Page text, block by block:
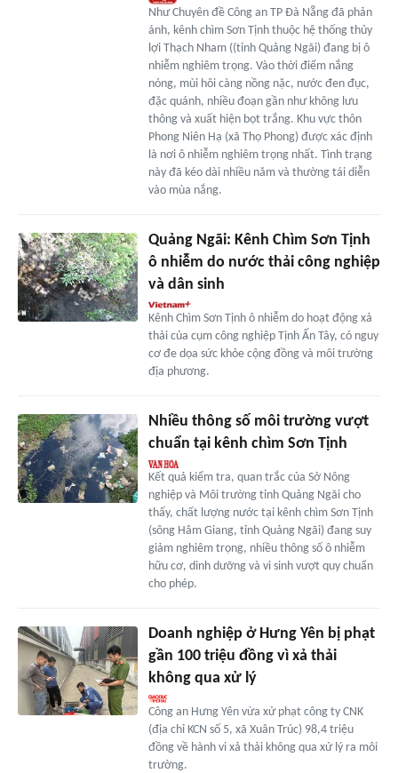
Như Chuyên đề Công an TP Đà Nẵng đã phản
ánh, kênh chìm Sơn Tịnh thuộc hệ thống thủy
lợi Thạch Nham ((tỉnh Quảng Ngãi) đang bị ô
nhiễm nghiêm trọng. Vào thời điểm nắng
nóng, mùi hôi càng nồng nặc, nước đen đục,
đặc quánh, nhiều đoạn gần như không lưu
thông và xuất hiện bọt trắng. Khu vực thôn
Phong Niên Hạ (xã Thọ Phong) được xác định
là nơi ô nhiễm nghiêm trọng nhất. Tình trạng
này đã kéo dài nhiều năm và thường tái diễn
vào mùa nắng.
Quảng Ngãi: Kênh Chìm Sơn Tịnh
ô nhiễm do nước thải công nghiệp
và dân sinh
Kênh Chìm Sơn Tịnh ô nhiễm do hoạt động xả
thải của cụm công nghiệp Tịnh Ấn Tây, có nguy
cơ đe dọa sức khỏe cộng đồng và môi trường
địa phương.
Nhiều thông số môi trường vượt
chuẩn tại kênh chìm Sơn Tịnh
Kết quả kiểm tra, quan trắc của Sở Nông
nghiệp và Môi trường tỉnh Quảng Ngãi cho
thấy, chất lượng nước tại kênh chìm Sơn Tịnh
(sông Hâm Giang, tỉnh Quảng Ngãi) đang suy
giảm nghiêm trọng, nhiều thông số ô nhiễm
hữu cơ, dinh dưỡng và vi sinh vượt quy chuẩn
cho phép.
Doanh nghiệp ở Hưng Yên bị phạt
gần 100 triệu đồng vì xả thải
không qua xử lý
Công an Hưng Yên vừa xử phạt công ty CNK
(địa chỉ KCN số 5, xã Xuân Trúc) 98,4 triệu
đồng về hành vi xả thải không qua xử lý ra môi
trường.